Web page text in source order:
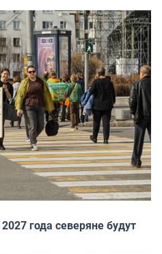
года северяне будут